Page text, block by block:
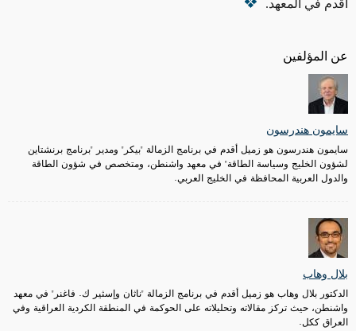
عن المؤلفين
سايمون هندرسون
سايمون هندرسون هو زميل أقدم في برنامج الزمالة "بيكر" ومدير "برنامج برنشتاين
لشؤون الخليج وسياسة الطاقة" في معهد واشنطن، ومتخصص في شؤون الطاقة
والدول العربية المحافظة في الخليج العربي.
بلال وهاب
الدكتور بلال وهاب هو زميل أقدم في برنامج الزمالة "ناثان وإسثير ك. فاغنر" في معهد
واشنطن، حيث تركز مقالاته وتحليلاته على الحوكمة في المنطقة الكردية العراقية وفي
العراق ككل.
أقدم في المعهد.